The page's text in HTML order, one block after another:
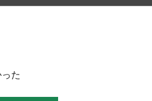
た